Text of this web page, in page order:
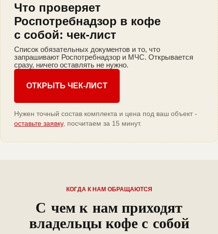
Что проверяет
Роспотребнадзор в кофе
с собой: чек-лист
Список обязательных документов и то, что
запрашивают Роспотребнадзор и МЧС. Открывается
сразу, ничего оставлять не нужно.
ОТКРЫТЬ ЧЕК-ЛИСТ
Нужен точный состав комплекта и цена под ваш объект -
оставьте заявку, посчитаем за 15 минут.
КОГДА К НАМ ОБРАЩАЮТСЯ
С чем к нам приходят
владельцы кофе с собой